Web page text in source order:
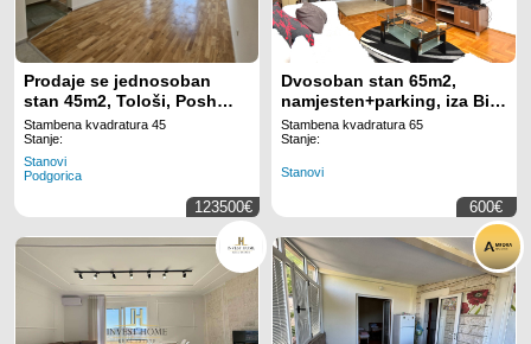
Prodaje se jednosoban
stan 45m2, Tološi, Posh
Residence | ID: P 756
Stambena kvadratura 45
Stanje:
Stanovi
Podgorica
123500€
Dvosoban stan 65m2,
namjesten+parking, iza Big
Fashion
Stambena kvadratura 65
Stanje:
Stanovi
600€